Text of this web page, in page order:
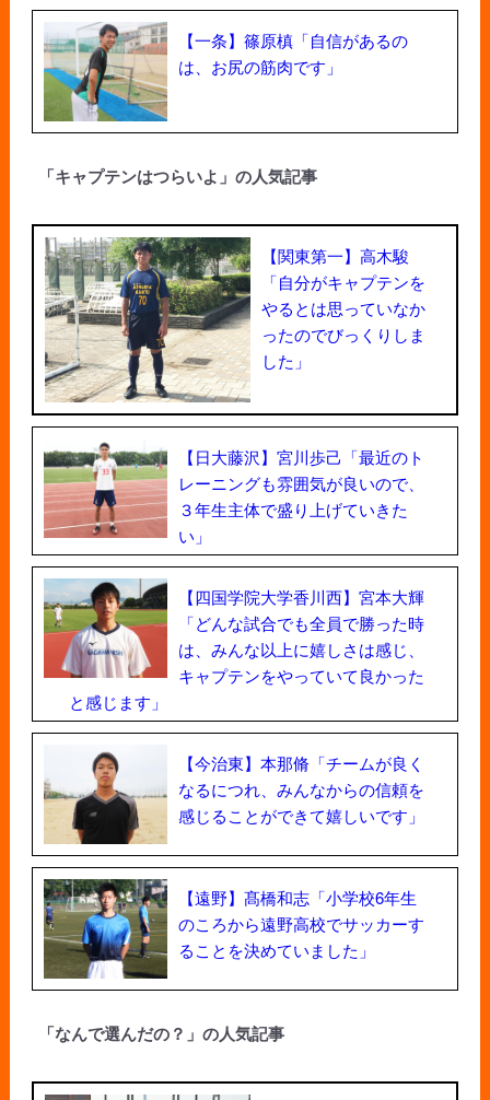
【一条】篠原槙「自信があるの
は、お尻の筋肉です」
「キャプテンはつらいよ」の人気記事
【関東第一】高木駿
「自分がキャプテンを
やるとは思っていなか
ったのでびっくりしま
した」
【日大藤沢】宮川歩己「最近のト
レーニングも雰囲気が良いので、
３年生主体で盛り上げていきた
い」
【四国学院大学香川西】宮本大輝
「どんな試合でも全員で勝った時
は、みんな以上に嬉しさは感じ、
キャプテンをやっていて良かった
と感じます」
【今治東】本那脩「チームが良く
なるにつれ、みんなからの信頼を
感じることができて嬉しいです」
【遠野】髙橋和志「小学校6年生
のころから遠野高校でサッカーす
ることを決めていました」
「なんで選んだの？」の人気記事